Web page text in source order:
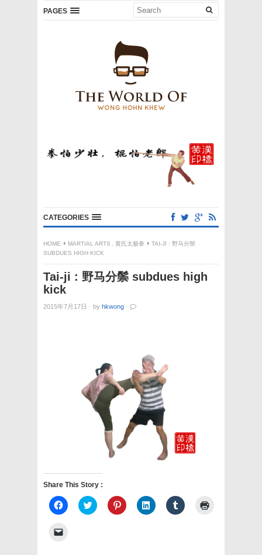
PAGES
CATEGORIES
HOME MARTIAL ARTS 黄氏太极拳
TAI-JI : 野马分鬃
SUBDUES HIGH KICK
Tai-ji : 野马分鬃 subdues high
kick
2015年7月17日 · by hkwong ·
Share This Story :
Click
to
Click
to
Click
to
Click
to
Click
to